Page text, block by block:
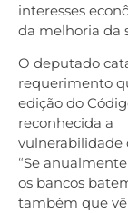
interesses
da melhoria da
O deputado
requerimento
edição do
reconhecida a
vulnerabilidade
“Se anualmente
os bancos
também que